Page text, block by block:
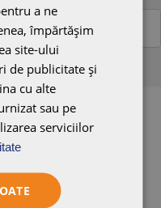
a ne
împărtășim
site-ului
de publicitate și
cu alte
sau pe
serviciilor